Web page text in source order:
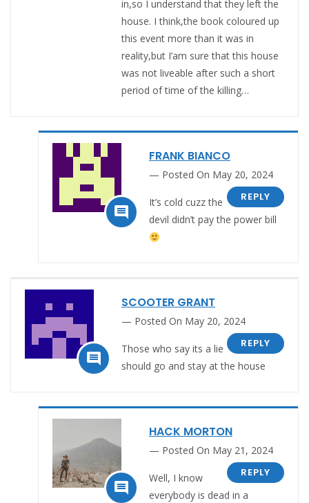
in,so I understand that they left the
house. I think,the book coloured up
this event more than it was in
reality,but I’am sure that this house
was not liveable after such a short
period of time of the killing…

FRANK BIANCO
Posted On May 20, 2024
REPLY
It’s cold cuzz the
devil didn’t pay the power bill

SCOOTER GRANT
Posted On May 20, 2024
REPLY
Those who say its a lie
should go and stay at the house

HACK MORTON
Posted On May 21, 2024
REPLY
Well, I know
everybody is dead in a